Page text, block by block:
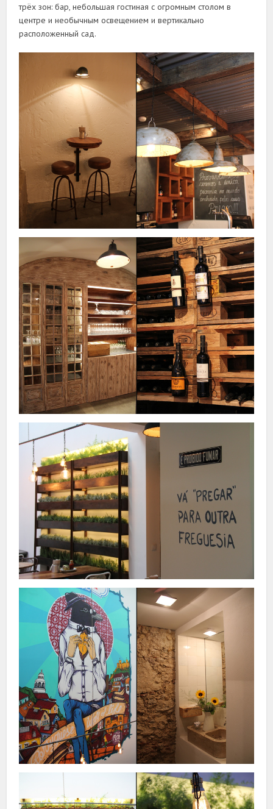
трёх зон: бар, небольшая гостиная с огромным столом в
центре и необычным освещением и вертикально
расположенный сад.